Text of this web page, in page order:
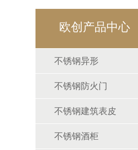
欧创产品中心
不锈钢异形
不锈钢防火门
不锈钢建筑表皮
不锈钢酒柜